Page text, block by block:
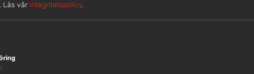
MASKINER
Läs vår integritetspolicy.